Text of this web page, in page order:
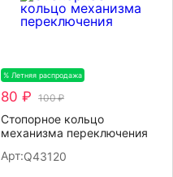
% Летняя распродажа
80 ₽ 100 ₽
Стопорное кольцо
механизма переключения
Арт:Q43120